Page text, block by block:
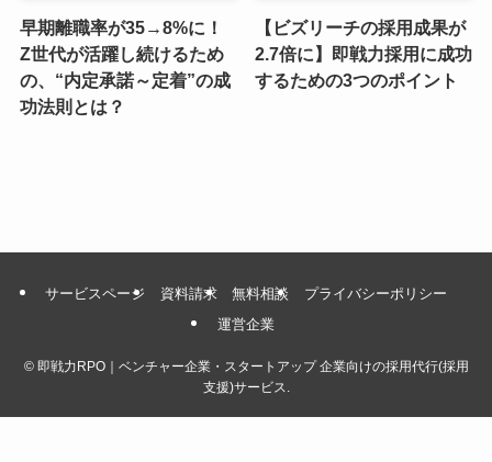
早期離職率が35→8%に！
Z世代が活躍し続けるため
の、“内定承諾～定着”の成
功法則とは？
【ビズリーチの採用成果が
2.7倍に】即戦力採用に成功
するための3つのポイント
サービスページ 資料請求 無料相談
プライバシーポリシー
運営企業
©即戦力RPO｜ベンチャー企業・スタートアップ 企業向けの採用代行(採用
支援)サービス.